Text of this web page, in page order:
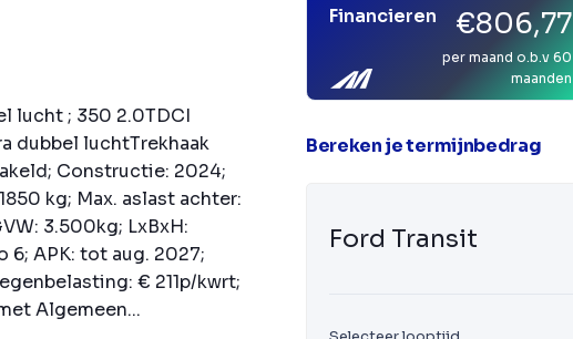
lucht ; 350 2.0TDCI
dubbel luchtTrekhaak
Constructie: 2024;
kg; Max. aslast achter:
3.500kg; LxBxH:
6; APK: tot aug. 2027;
€ 211p/kwrt;
Algemeen...
Financieren €806,77
per maand o.b.v 60
maanden
Bereken je termijnbedrag
Ford Transit